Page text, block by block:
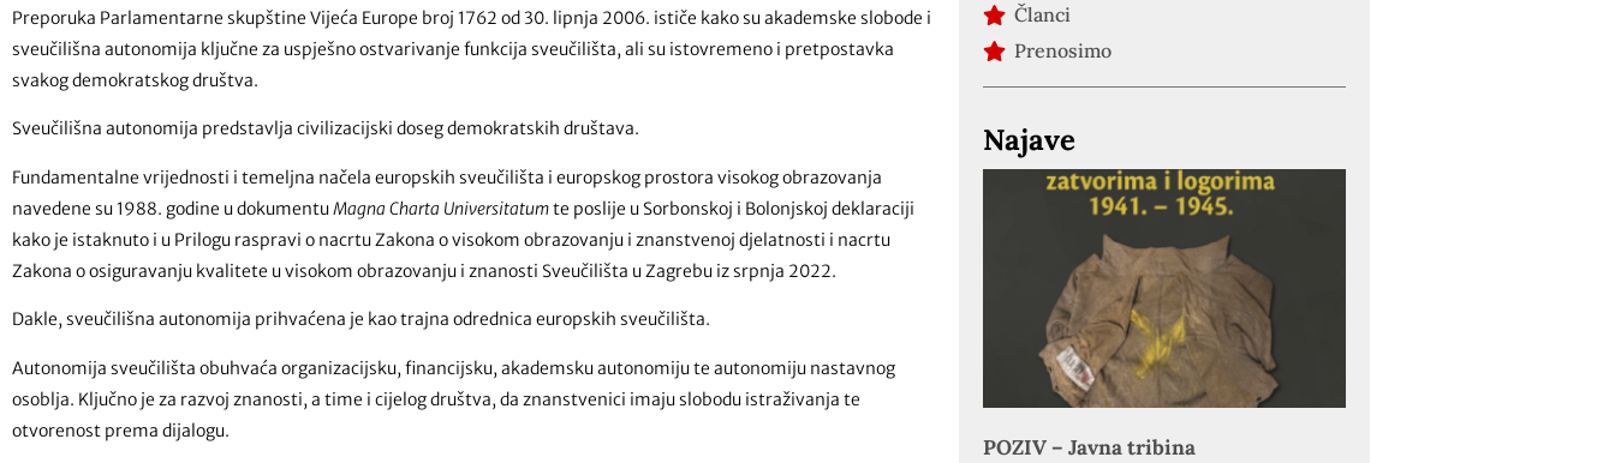
Preporuka Parlamentarne skupštine Vijeća Europe broj 1762 od 30. lipnja 2006. ističe kako su akademske slobode i
sveučilišna autonomija ključne za uspješno ostvarivanje funkcija sveučilišta, ali su istovremeno i pretpostavka
svakog demokratskog društva.
Sveučilišna autonomija predstavlja civilizacijski doseg demokratskih društava.
Fundamentalne vrijednosti i temeljna načela europskih sveučilišta i europskog prostora visokog obrazovanja
navedene su 1988. godine u dokumentuMagna Charta Universitatumte poslije u Sorbonskoj i Bolonjskoj deklaraciji
kako je istaknuto i u Prilogu raspravi o nacrtu Zakona o visokom obrazovanju i znanstvenoj djelatnosti i nacrtu
Zakona o osiguravanju kvalitete u visokom obrazovanju i znanosti Sveučilišta u Zagrebu iz srpnja 2022.
Dakle, sveučilišna autonomija prihvaćena je kao trajna odrednica europskih sveučilišta.
Autonomija sveučilišta obuhvaća organizacijsku, financijsku, akademsku autonomiju te autonomiju nastavnog
osoblja. Ključno je za razvoj znanosti, a time i cijelog društva, da znanstvenici imaju slobodu istraživanja te
otvorenost prema dijalogu.
Članci
Prenosimo
Najave
POZIV – Javna tribina